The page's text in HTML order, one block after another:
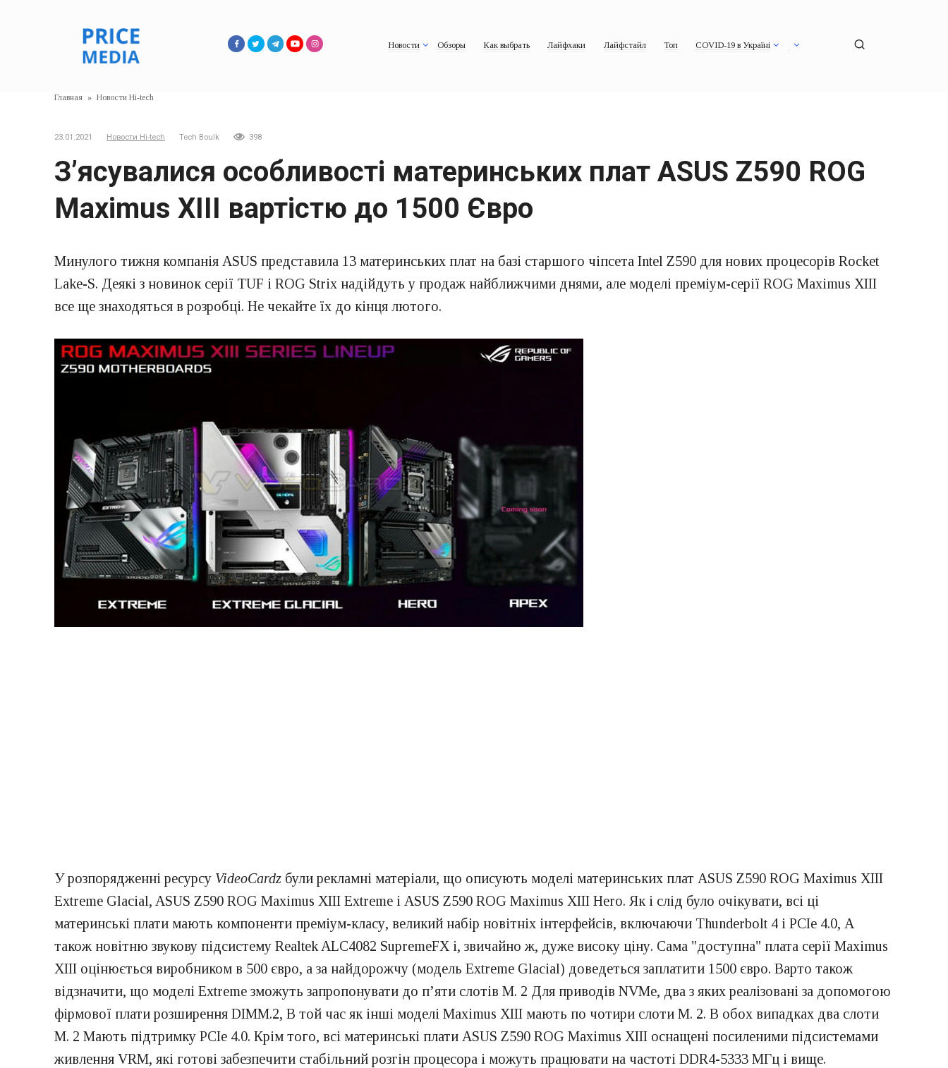
Новости Обзоры Как выбрать Лайфхаки Лайфстайл Топ COVID-19 в Україні
Главная » Новости Hi-tech
23.01.2021 Новости Hi-tech Tech Boulk 398
З’ясувалися особливості материнських плат ASUS Z590 ROG
Maximus XIII вартістю до 1500 Євро
Минулого тижня компанія ASUS представила 13 материнських плат на базі старшого чіпсета Intel Z590 для нових процесорів Rocket
Lake-S. Деякі з новинок серії TUF і ROG Strix надійдуть у продаж найближчими днями, але моделі преміум-серії ROG Maximus XIII
все ще знаходяться в розробці. Не чекайте їх до кінця лютого.
У розпорядженні ресурсу VideoCardz були рекламні матеріали, що описують моделі материнських плат ASUS Z590 ROG Maximus XIII
Extreme Glacial, ASUS Z590 ROG Maximus XIII Extreme і ASUS Z590 ROG Maximus XIII Hero. Як і слід було очікувати, всі ці
материнські плати мають компоненти преміум-класу, великий набір новітніх інтерфейсів, включаючи Thunderbolt 4 і PCIe 4.0, А
також новітню звукову підсистему Realtek ALC4082 SupremeFX і, звичайно ж, дуже високу ціну. Сама "доступна" плата серії Maximus
XIII оцінюється виробником в 500 євро, а за найдорожчу (модель Extreme Glacial) доведеться заплатити 1500 євро. Варто також
відзначити, що моделі Extreme зможуть запропонувати до п’яти слотів M. 2 Для приводів NVMe, два з яких реалізовані за допомогою
фірмової плати розширення DIMM.2, В той час як інші моделі Maximus XIII мають по чотири слоти M. 2. В обох випадках два слоти
M. 2 Мають підтримку PCIe 4.0. Крім того, всі материнські плати ASUS Z590 ROG Maximus XIII оснащені посиленими підсистемами
живлення VRM, які готові забезпечити стабільний розгін процесора і можуть працювати на частоті DDR4-5333 МГц і вище.